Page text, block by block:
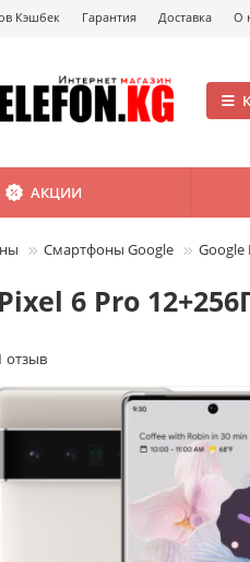
Кэшбек Гарантия Доставка О
АКЦИИ
Смартфоны Google Google
6 Pro
отзыв